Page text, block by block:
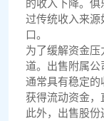
的收入下降。
过传统收入来
口。
为了缓解资金
道。出售附属公
通常具有稳定
获得流动资金，
此外，出售股